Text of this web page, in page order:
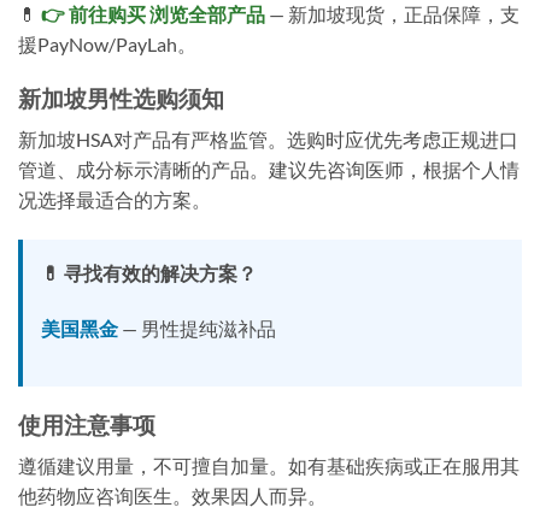
💊 👉 前往购买 浏览全部产品 — 新加坡现货，正品保障，支
援PayNow/PayLah。
新加坡男性选购须知
新加坡HSA对产品有严格监管。选购时应优先考虑正规进口
管道、成分标示清晰的产品。建议先咨询医师，根据个人情
况选择最适合的方案。
💊 寻找有效的解决方案？
美国黑金 — 男性提纯滋补品
使用注意事项
遵循建议用量，不可擅自加量。如有基础疾病或正在服用其
他药物应咨询医生。效果因人而异。